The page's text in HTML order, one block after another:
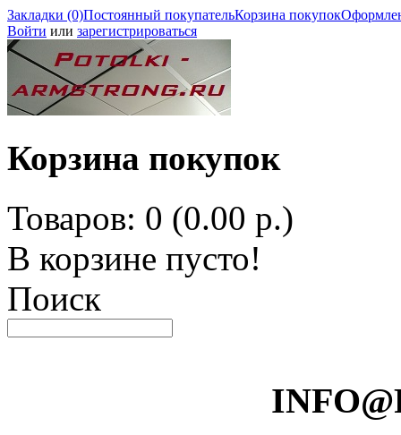
Закладки (0)Постоянный покупательКорзина покупок
Войти или зарегистрироваться
Корзина покупок
Товаров: 0 (0.00 р.)
В корзине пусто!
Поиск